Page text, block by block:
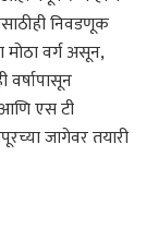
निवडणूक
मोठा वर्ग असून,
वर्षापासून
एस टी
जागेवर तयारी